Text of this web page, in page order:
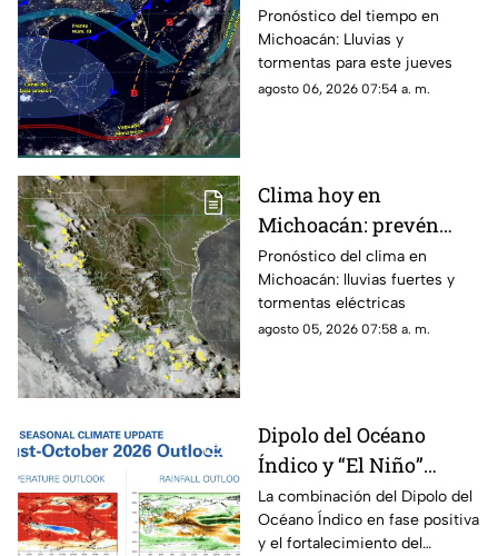
jueves en Michoacán
Pronóstico del tiempo en
Michoacán: Lluvias y
tormentas para este jueves
agosto 06, 2026 07:54 a. m.
Clima hoy en
Michoacán: prevén
lluvias fuertes,
tormentas eléctricas y
ambiente caluroso
Pronóstico del clima en
Michoacán: lluvias fuertes y
tormentas eléctricas
agosto 05, 2026 07:58 a. m.
Dipolo del Océano
Índico y “El Niño”
podrían cambiar el
clima de 2026;
La combinación del Dipolo del
Océano Índico en fase positiva
y el fortalecimiento del